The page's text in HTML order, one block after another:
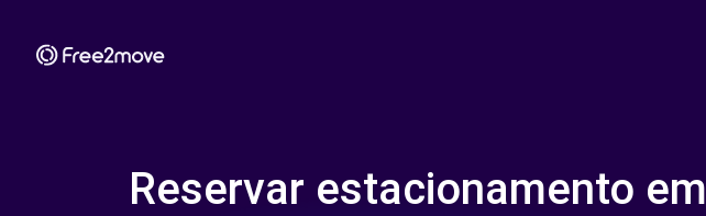
Reservar estacionamento em